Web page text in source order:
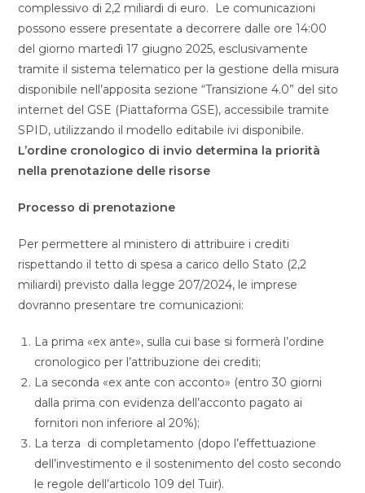
complessivo di 2,2 miliardi di euro. Le comunicazioni
possono essere presentate a decorrere dalle ore 14:00
del giorno martedì 17 giugno 2025, esclusivamente
tramite il sistema telematico per la gestione della misura
disponibile nell’apposita sezione “Transizione 4.0” del sito
internet del GSE (Piattaforma GSE), accessibile tramite
SPID, utilizzando il modello editabile ivi disponibile.
L’ordine cronologico di invio determina la priorità
nella prenotazione delle risorse
Processo di prenotazione
Per permettere al ministero di attribuire i crediti
rispettando il tetto di spesa a carico dello Stato (2,2
miliardi) previsto dalla legge 207/2024, le imprese
dovranno presentare tre comunicazioni:
La prima «ex ante», sulla cui base si formerà l’ordine
cronologico per l’attribuzione dei crediti;
La seconda «ex ante con acconto» (entro 30 giorni
dalla prima con evidenza dell’acconto pagato ai
fornitori non inferiore al 20%);
La terza di completamento (dopo l’effettuazione
dell’investimento e il sostenimento del costo secondo
le regole dell’articolo 109 del Tuir).